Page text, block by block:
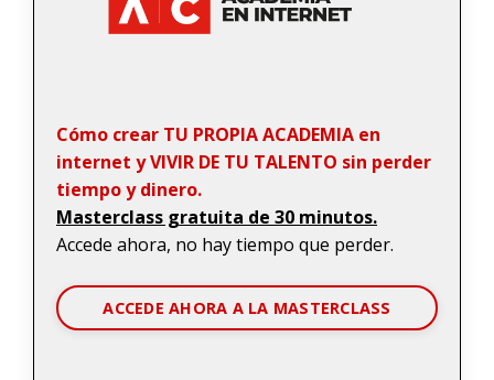
Cómo crear TU PROPIA ACADEMIA en
internet y VIVIR DE TU TALENTO sin perder
tiempo y dinero.
Masterclass gratuita de 30 minutos.
Accede ahora, no hay tiempo que perder.
ACCEDE AHORA A LA MASTERCLASS